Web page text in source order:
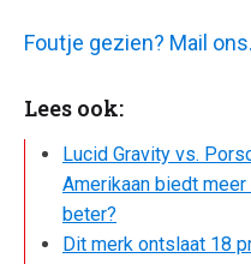
Foutje gezien? Mail
Lees ook:
Lucid Gravity vs.
Amerikaan biedt
beter?
Dit merk ontslaat 18